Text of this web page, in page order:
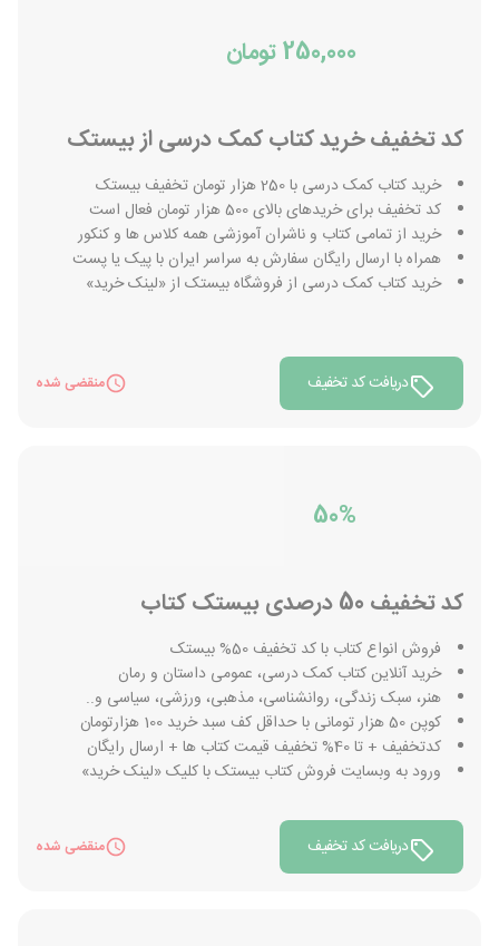
250,000 تومان
کد تخفیف خرید کتاب کمک درسی از بیستک
خرید کتاب کمک درسی با 250 هزار تومان تخفیف بیستک
کد تخفیف برای خریدهای بالای 500 هزار تومان فعال است
خرید از تمامی کتاب و ناشران آموزشی همه کلاس ها و کنکور
همراه با ارسال رایگان سفارش به سراسر ایران با پیک یا پست
خرید کتاب کمک درسی از فروشگاه بیستک از «لینک خرید»
دریافت کد تخفیف منقضی شده
50%
کد تخفیف 50 درصدی بیستک کتاب
فروش انواع کتاب با کد تخفیف 50% بیستک
خرید آنلاین کتاب کمک درسی، عمومی داستان و رمان
هنر، سبک زندگی، روانشناسی، مذهبی، ورزشی، سیاسی و..
کوپن 50 هزار تومانی با حداقل کف سبد خرید 100 هزارتومان
کدتخفیف + تا 40% تخفیف قیمت کتاب ها + ارسال رایگان
ورود به وبسایت فروش کتاب بیستک با کلیک «لینک خرید»
دریافت کد تخفیف منقضی شده